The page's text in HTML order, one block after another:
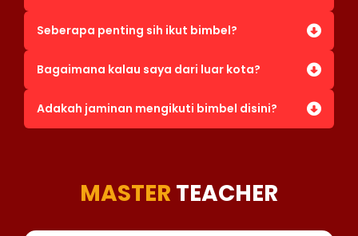
Seberapa penting sih ikut bimbel?
Bagaimana kalau saya dari luar kota?
Adakah jaminan mengikuti bimbel disini?
MASTER TEACHER